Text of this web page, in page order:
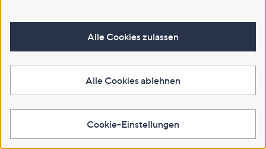
Alle Cookies zulassen
Alle Cookies ablehnen
Cookie-Einstellungen